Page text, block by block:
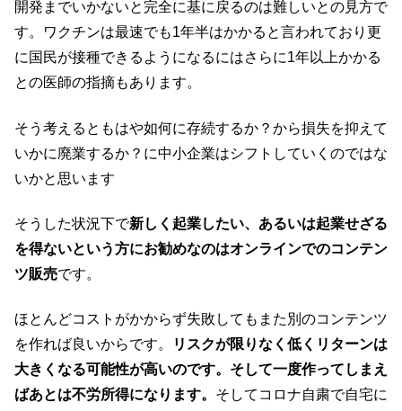
開発までいかないと完全に基に戻るのは難しいとの見方で
す。ワクチンは最速でも1年半はかかると言われており更
に国民が接種できるようになるにはさらに1年以上かかる
との医師の指摘もあります。
そう考えるともはや如何に存続するか？から損失を抑えて
いかに廃業するか？に中小企業はシフトしていくのではな
いかと思います
そうした状況下で新しく起業したい、あるいは起業せざる
を得ないという方にお勧めなのはオンラインでのコンテン
ツ販売です。
ほとんどコストがかからず失敗してもまた別のコンテンツ
を作れば良いからです。
リスクが限りなく低くリターンは
大きくなる可能性が高いのです。そして一度作ってしまえ
ばあとは不労所得になります。 そしてコロナ自粛で自宅に